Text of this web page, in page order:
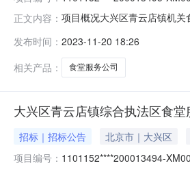
正文内容： 项目概况大兴区青云店镇机
求：聘请第三方服务公司为
购法
发布时间： 2023-11-20 18:26
相关产品：
食堂服务公司
大兴区青云店镇综合执法区食
招标｜招标公告 北京市｜大兴区
项目编号： 1101152****200013494-